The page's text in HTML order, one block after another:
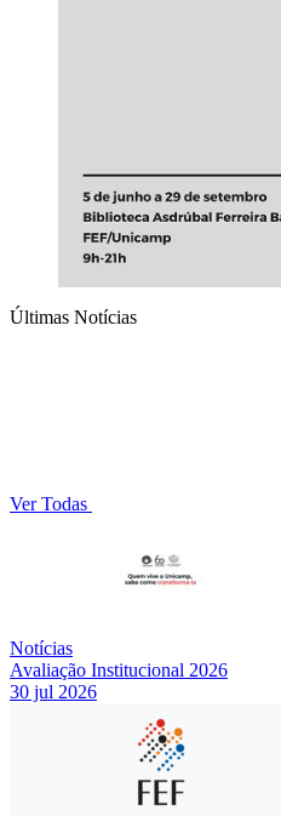
Últimas Notícias
Ver Todas
Notícias
Avaliação Institucional 2026
30 jul 2026